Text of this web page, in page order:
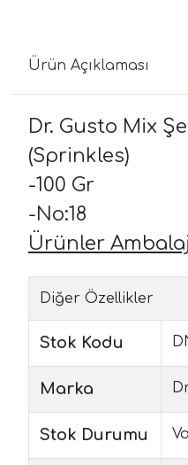
Ürün Açıklaması
Dr. Gusto Mix
(Sprinkles)
-100 Gr
-No:18
Ürünler
Diğer Özellikler
Stok Kodu
Marka
Stok Durumu